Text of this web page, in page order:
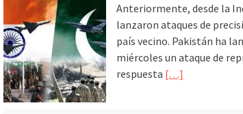
Anteriormente, desde la
lanzaron ataques de
país vecino. Pakistán ha
miércoles un ataque de
respuesta […]